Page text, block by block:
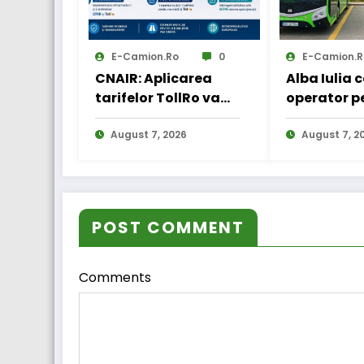
E-Camion.ro 0
CNAIR: Aplicarea
tarifelor TollRo va
începe la 1
octombrie 2026
August 7, 2026
E-
Alba Iulia
operator
August 7,
POST COMMENT
Comments